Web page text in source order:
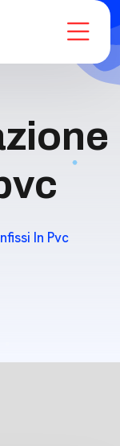
In Pvc